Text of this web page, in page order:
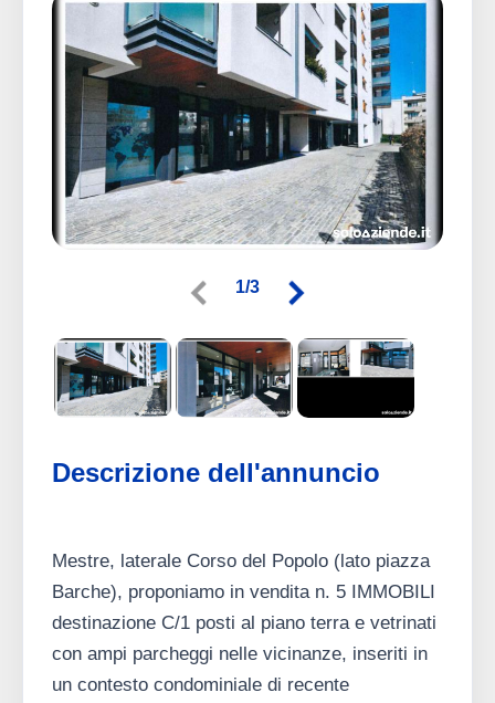
1/3
Descrizione dell'annuncio
Mestre, laterale Corso del Popolo (lato piazza
Barche), proponiamo in vendita n. 5 IMMOBILI
destinazione C/1 posti al piano terra e vetrinati
con ampi parcheggi nelle vicinanze, inseriti in
un contesto condominiale di recente